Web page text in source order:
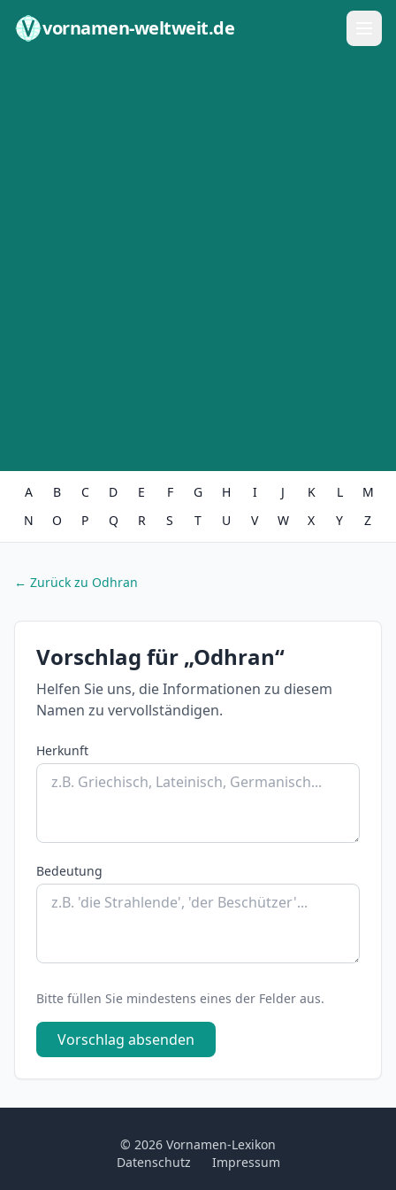
vornamen-weltweit.de
A B C D E F G H I J K L
M
N
O P Q R S T U V W X Y Z
← Zurück zu Odhran
Vorschlag für „Odhran“
Helfen Sie uns, die Informationen zu diesem
Namen zu vervollständigen.
Herkunft
Bedeutung
Bitte füllen Sie mindestens eines der Felder aus.
Vorschlag absenden
© 2026 Vornamen-Lexikon
Datenschutz
Impressum